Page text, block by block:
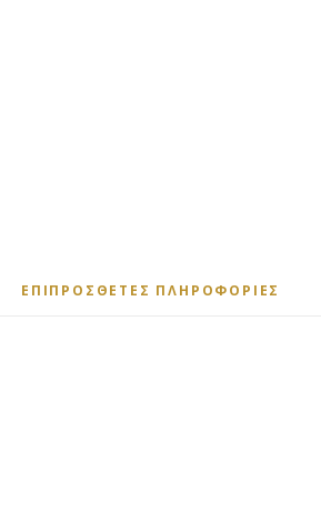
ΕΠΙΠΡΌΣΘΕΤΕΣ ΠΛΗΡΟΦΟΡΊΕΣ